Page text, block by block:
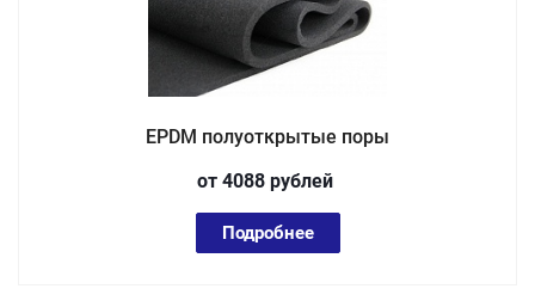
EPDM полуоткрытые поры
от 4088 рублей
Подробнее